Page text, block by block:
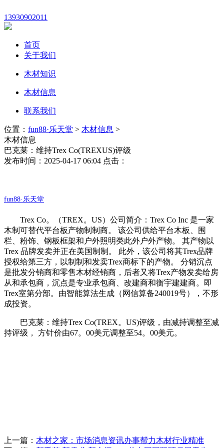
13930902011
首页
关于我们
木材知识
木材信息
联系我们
位置： fun88·乐天堂 > 木材信息 >
木材信息
巴克莱：维持Trex Co(TREXUS)评级
发布时间：2025-04-17 06:04 点击：
fun88·乐天堂
Trex Co。（TREX。US）公司简介：Trex Co Inc 是一家
木制可替代平台板产物制制商。 该公司供给平台木板、围
栏、粉饰、钢板框架和户外照明类此外户外产物。 其产物以
Trex 品牌发卖并正在美国制制。 此外，该公司将其Trex品牌
授权给第三方，以制制和发卖Trex商标下的产物。 分销沉点
是批发分销商和零售木材经销商，后者又将Trex产物发卖给房
从和承包商，沉点是专业承包商、改建商和衡宇建建商。即
Trex室第分部。由智能算法生成（网信算备240019号），不形
成投资。
巴克莱：维持Trex Co(TREX。US)评级，由减持调整至减
持评级， 方针价由67。00美元调整至54。00美元。
上一篇： 木材之家：市场消息资讯办事帮力木材行业精准